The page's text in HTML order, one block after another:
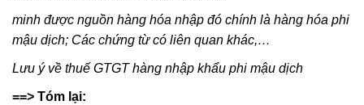
minh được nguồn hàng hóa nhập đó chính là hàng hóa phi
mậu dịch; Các chứng từ có liên quan khác,…
Lưu ý về thuế GTGT hàng nhập khẩu phi mậu dịch
==> Tóm lại: